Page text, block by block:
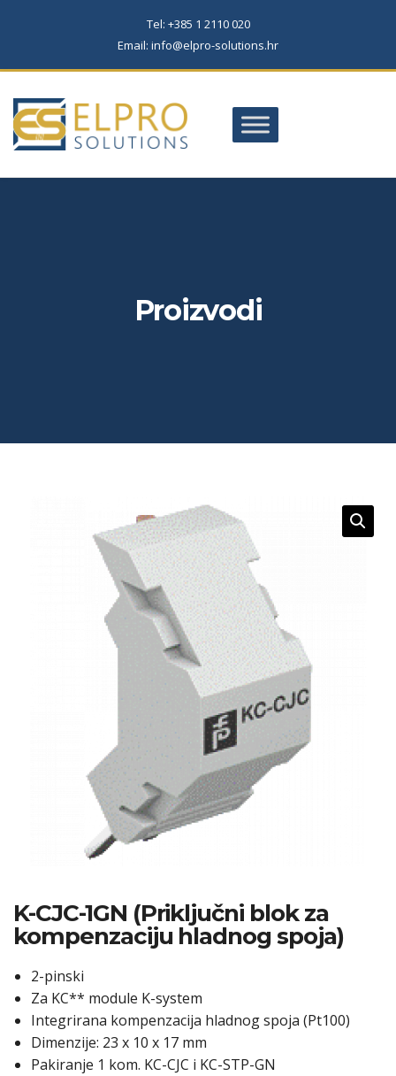
Tel: +385 1 2110 020
Email: info@elpro-solutions.hr
Proizvodi
K-CJC-1GN (Priključni blok za
kompenzaciju hladnog spoja)
2-pinski
Za KC** module K-system
Integrirana kompenzacija hladnog spoja (Pt100)
Dimenzije: 23 x 10 x 17 mm
Pakiranje 1 kom. KC-CJC i KC-STP-GN